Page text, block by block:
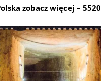
zobacz więcej – 5520